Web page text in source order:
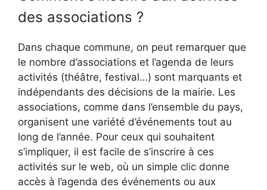
des associations ?
Dans chaque commune, on peut remarquer que
le nombre d’associations et l’agenda de leurs
activités (théâtre, festival…) sont marquants et
indépendants des décisions de la mairie. Les
associations, comme dans l’ensemble du pays,
organisent une variété d’événements tout au
long de l’année. Pour ceux qui souhaitent
s’impliquer, il est facile de s’inscrire à ces
activités sur le web, où un simple clic donne
accès à l’agenda des événements ou aux